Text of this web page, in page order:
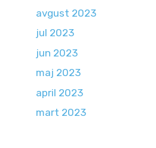
avgust 2023
jul 2023
jun 2023
maj 2023
april 2023
mart 2023